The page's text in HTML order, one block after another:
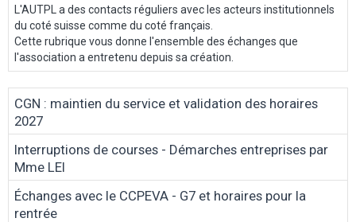
L'AUTPL a des contacts réguliers avec les acteurs institutionnels
du coté suisse comme du coté français.
Cette rubrique vous donne l'ensemble des échanges que
l'association a entretenu depuis sa création.
CGN : maintien du service et validation des horaires
2027
Interruptions de courses - Démarches entreprises par
Mme LEI
Échanges avec le CCPEVA - G7 et horaires pour la
rentrée